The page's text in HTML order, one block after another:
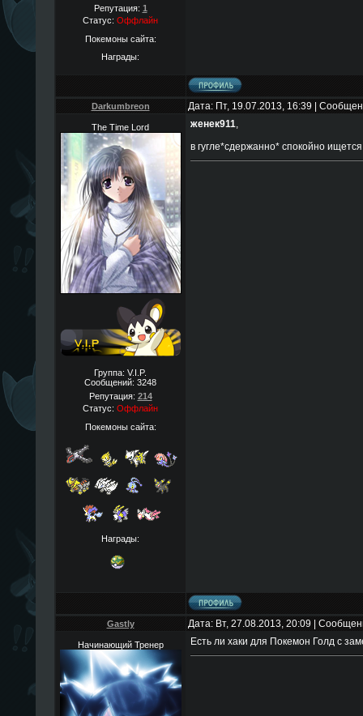
Репутация: 1
Статус: Оффлайн
Покемоны сайта:
Награды:
Darkumbreon Дата: Пт, 19.07.2013, 16:39 |
The Time Lord
Группа: V.I.P.
Сообщений: 3248
Репутация: 214
Статус: Оффлайн
Покемоны сайта:
Награды:
женек911,
в гугле*сдержанно* спокойно
Gastly Дата: Вт, 27.08.2013, 20:09 |
Начинающий Тренер Есть ли хаки для Покемон Голд с